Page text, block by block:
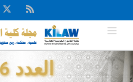
to
content
Rss
X
العدد 16